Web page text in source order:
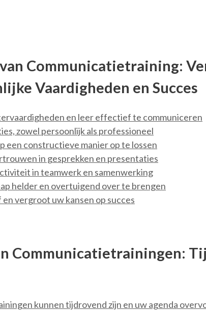
Communicatietraining:
Vaardigheden en Succes
en leer effectief te communiceren
zowel persoonlijk als professioneel
een constructieve manier op te lossen
in gesprekken en presentaties
in teamwerk en samenwerking
helder en overtuigend over te brengen
vergroot uw kansen op succes
Communicatietrainingen:
kunnen tijdrovend zijn en uw agenda